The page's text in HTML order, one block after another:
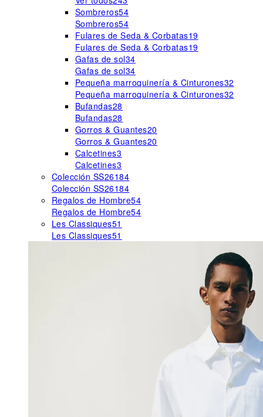
Sombreros54
Sombreros54
Fulares de Seda & Corbatas19
Fulares de Seda & Corbatas19
Gafas de sol34
Gafas de sol34
Pequeña marroquinería & Cinturones32
Pequeña marroquinería & Cinturones32
Bufandas28
Bufandas28
Gorros & Guantes20
Gorros & Guantes20
Calcetines3
Calcetines3
Colección SS26184
Colección SS26184
Regalos de Hombre54
Regalos de Hombre54
Les Classiques51
Les Classiques51